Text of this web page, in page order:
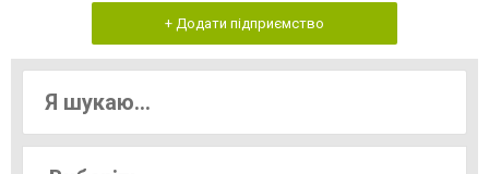
+ Додати підприємство